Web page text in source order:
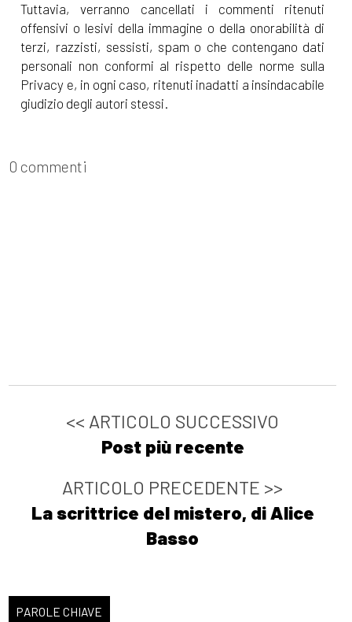
Tuttavia, verranno cancellati i commenti ritenuti
offensivi o lesivi della immagine o della onorabilità di
terzi, razzisti, sessisti, spam o che contengano dati
personali non conformi al rispetto delle norme sulla
Privacy e, in ogni caso, ritenuti inadatti a insindacabile
giudizio degli autori stessi.
0 commenti
<< ARTICOLO SUCCESSIVO
Post più recente
ARTICOLO PRECEDENTE >>
La scrittrice del mistero, di Alice
Basso
PAROLE CHIAVE